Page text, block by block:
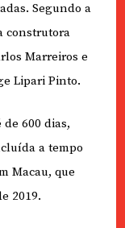
Segundo a
construtora
Marreiros e
Lipari Pinto.
600 dias,
a tempo
Macau, que
2019.